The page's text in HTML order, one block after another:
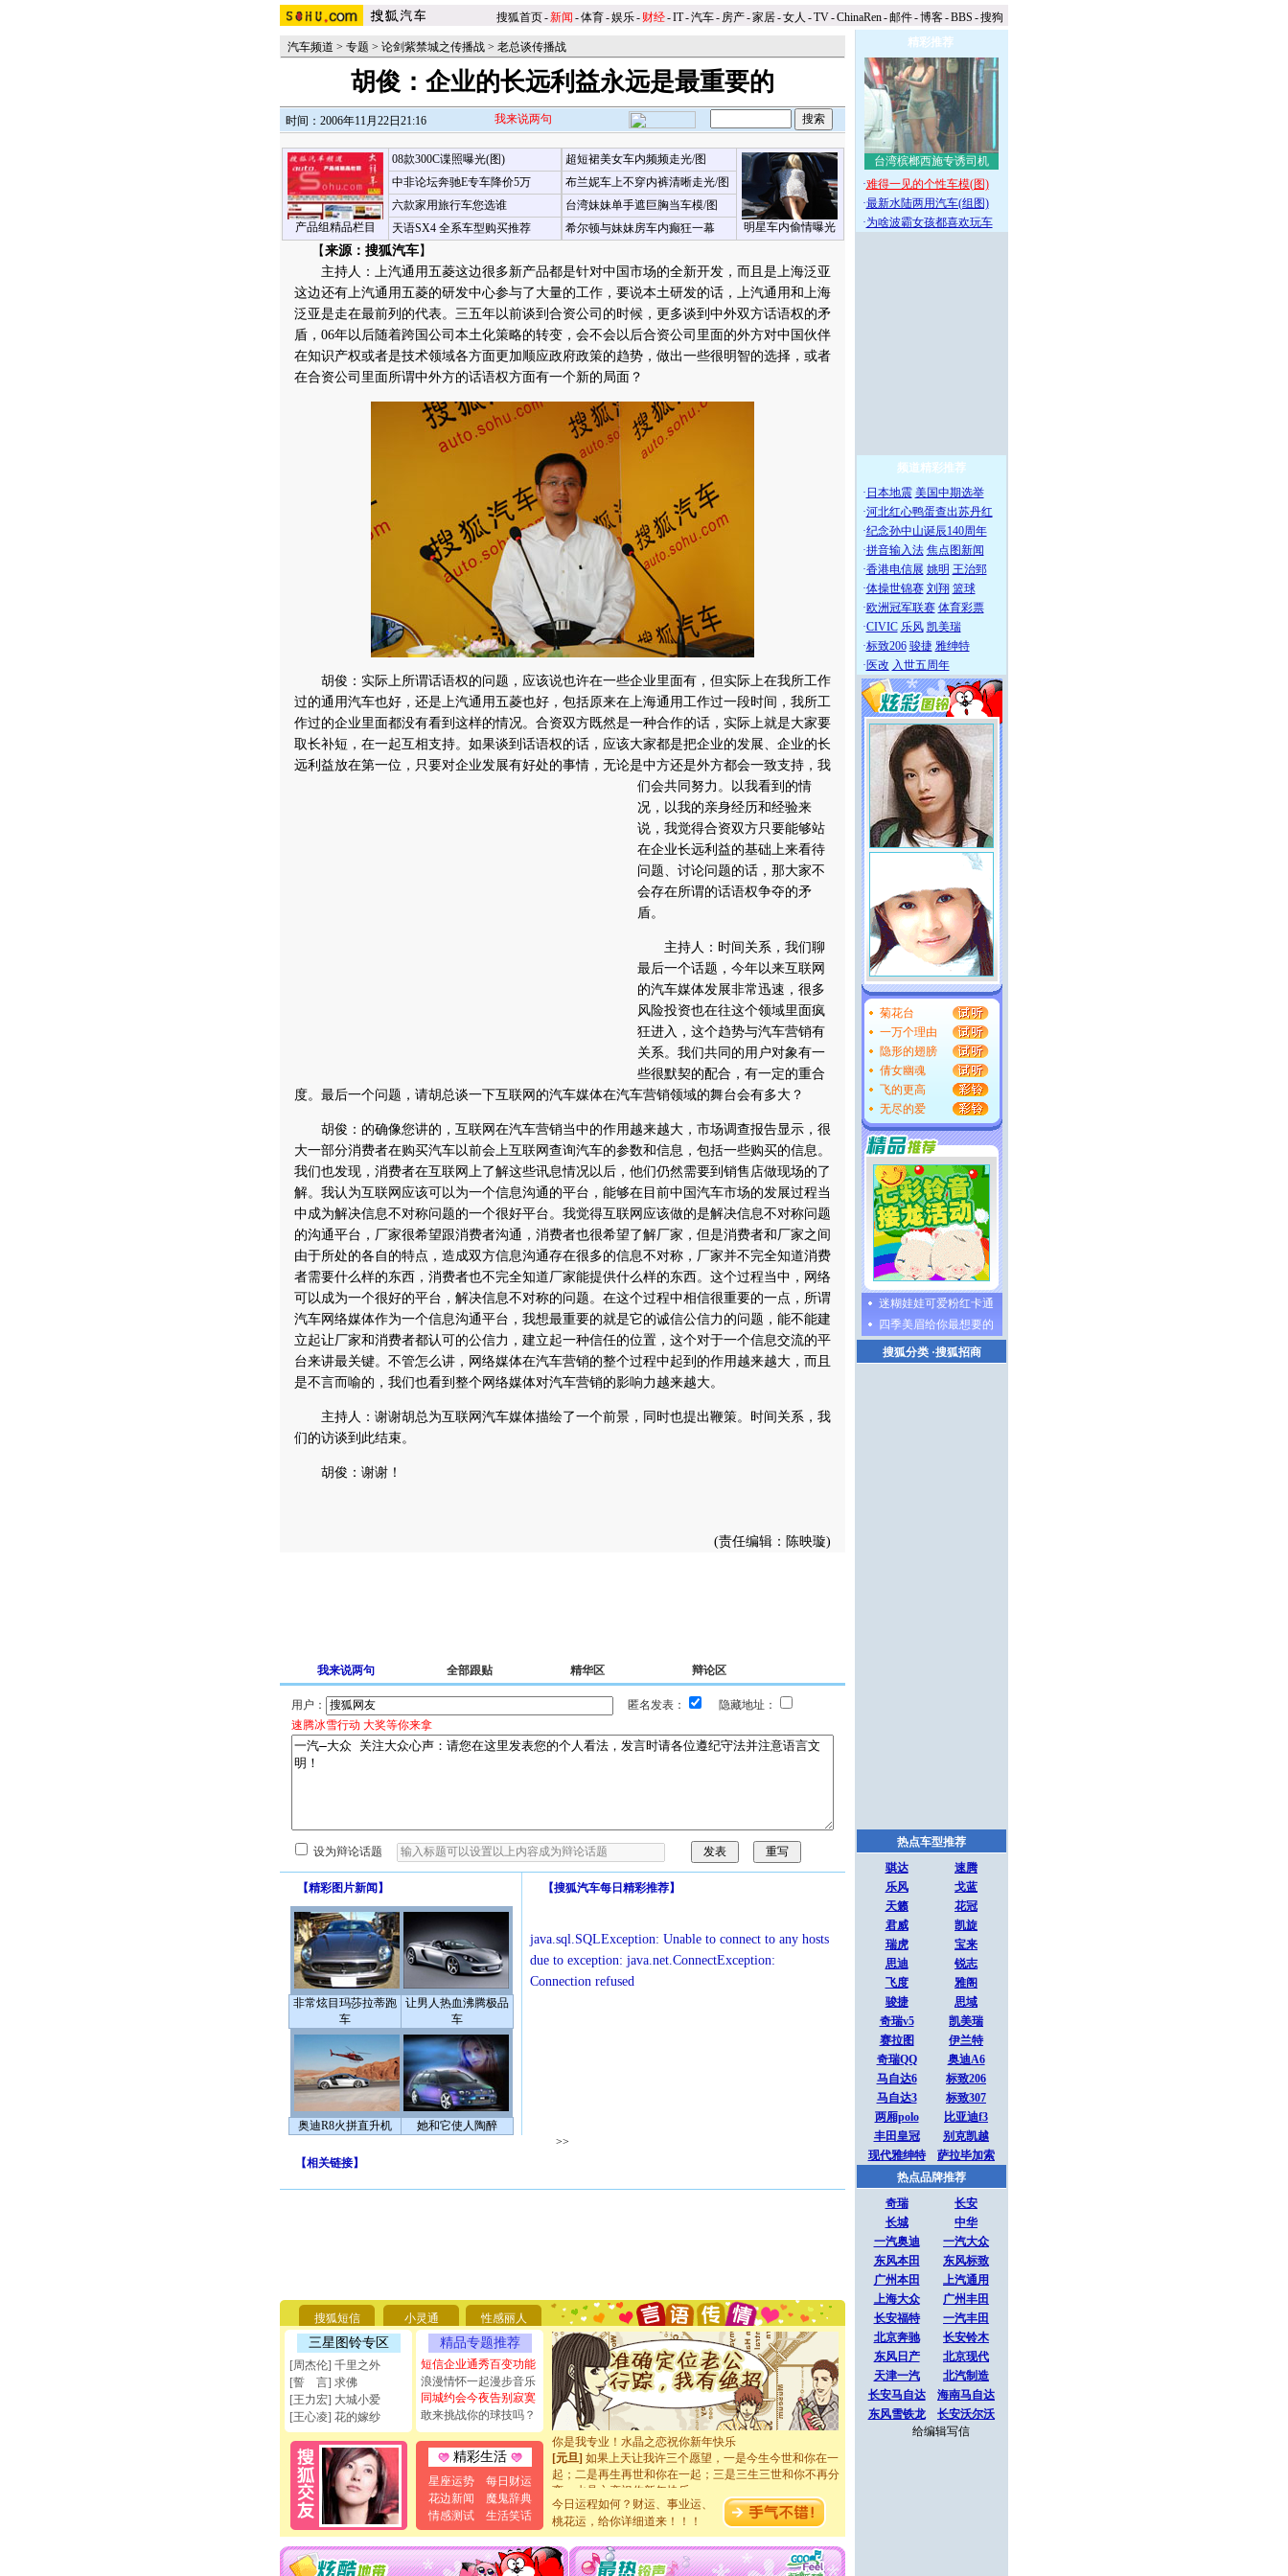
搜狐首页-新闻 -体育-娱乐- 财经-IT-汽车- 房产-家居-女人 -TV-ChinaRen-邮件-博客-BBS -搜狗
汽车频道 > 专题 > 论剑紫禁城之传播战 > 老总谈传播战
胡俊：企业的长远利益永远是最重要的
时间：2006年11月22日21:16 我来说两句
产品组精品栏目
08款300C谍照曝光(图)
中非论坛奔驰E专车降价5万
六款家用旅行车您选谁
天语SX4 全系车型购买推荐
超短裙美女车内频频走光/图
明星车内偷情曝光
布兰妮车上不穿内裤清晰走光/图
台湾妹妹单手遮巨胸当车模/图
希尔顿与妹妹房车内癫狂一幕
【来源：搜狐汽车】
主持人：上汽通用五菱这边很多新产品都是针对中国市场的全新开发，而且是上海泛亚
这边还有上汽通用五菱的研发中心参与了大量的工作，要说本土研发的话，上汽通用和上海
泛亚是走在最前列的代表。三五年以前谈到合资公司的时候，更多谈到中外双方话语权的矛
盾，06年以后随着跨国公司本土化策略的转变，会不会以后合资公司里面的外方对中国伙伴
在知识产权或者是技术领域各方面更加顺应政府政策的趋势，做出一些很明智的选择，或者
在合资公司里面所谓中外方的话语权方面有一个新的局面？
胡俊：实际上所谓话语权的问题，应该说也许在一些企业里面有，但实际上在我所工作
过的通用汽车也好，还是上汽通用五菱也好，包括原来在上海通用工作过一段时间，我所工
作过的企业里面都没有看到这样的情况。合资双方既然是一种合作的话，实际上就是大家要
取长补短，在一起互相支持。如果谈到话语权的话，应该大家都是把企业的发展、企业的长
远利益放在第一位，只要对企业发展有好处的事情，无论是中方还是外方都会一致支持，我
们会共同努力。 以我看到的情
况，以我的亲身经历和经验来
说，我觉得合资双方只要能够站
在企业长远利益的基础上来看待
问题、讨论问题的话，那大家不
会存在所谓的话语权争夺的矛
盾。
主持人：时间关系，我们聊
最后一个话题，今年以来互联网
的汽车媒体发展非常迅速，很多
风险投资也在往这个领域里面疯
狂进入，这个趋势与汽车营销有
关系。我们共同的用户对象有一
些很默契的配合，有一定的重合
度。最后一个问题，请胡总谈一下互联网的汽车媒体在汽车营销领域的舞台会有多大？
胡俊：的确像您讲的，互联网在汽车营销当中的作用越来越大，市场调查报告显示，很
大一部分消费者在购买汽车以前会上互联网查询汽车的参数和信息，包括一些购买的信息。
我们也发现，消费者在互联网上了解这些讯息情况以后，他们仍然需要到销售店做现场的了
解。我认为互联网应该可以为一个信息沟通的平台，能够在目前中国汽车市场的发展过程当
中成为解决信息不对称问题的一个很好平台。我觉得互联网应该做的是解决信息不对称问题
的沟通平台，厂家很希望跟消费者沟通，消费者也很希望了解厂家，但是消费者和厂家之间
由于所处的各自的特点，造成双方信息沟通存在很多的信息不对称，厂家并不完全知道消费
者需要什么样的东西，消费者也不完全知道厂家能提供什么样的东西。这个过程当中，网络
可以成为一个很好的平台，解决信息不对称的问题。在这个过程中相信很重要的一点，所谓
汽车网络媒体作为一个信息沟通平台，我想最重要的就是它的诚信公信力的问题，能不能建
立起让厂家和消费者都认可的公信力，建立起一种信任的位置，这个对于一个信息交流的平
台来讲最关键。不管怎么讲，网络媒体在汽车营销的整个过程中起到的作用越来越大，而且
是不言而喻的，我们也看到整个网络媒体对汽车营销的影响力越来越大。
主持人：谢谢胡总为互联网汽车媒体描绘了一个前景，同时也提出鞭策。时间关系，我
们的访谈到此结束。
胡俊：谢谢！
(责任编辑：陈映璇)
我来说两句 全部跟贴 精华区 辩论区
用户： 匿名发表：
隐藏地址：
速腾冰雪行动 大奖等你来拿
设为辩论话题
【精彩图片新闻 】
非常炫目玛莎拉蒂跑
车
让男人热血沸腾极品
车
奥迪R8火拼直升机 她和它使人陶醉
【搜狐汽车每日精彩推荐】
java.sql.SQLException: Unable to connect to any hosts
due to exception: java.net.ConnectException:
Connection refused
>>
【相关链接】
搜狐短信 小灵通 性感丽人
三星图铃专区
[周杰伦] 千里之外
[誓 言] 求佛
[王力宏] 大城小爱
[王心凌] 花的嫁纱
精品专题推荐
短信企业通秀百变功能
浪漫情怀一起漫步音乐
同城约会今夜告别寂寞
敢来挑战你的球技吗？
精彩生活
星座运势
每日财运
花边新闻
魔鬼辞典
情感测试
生活笑话
要平安！千万要知足！千万不要忘记我！
[圣诞节]不只这样的日子才会想起你,而是这样的日子才
能正大光明地骚扰你,告诉你,圣诞要快乐!新年要快乐!天
天都要快乐噢!
[圣诞节]奉上一颗祝福的心,在这个特别的日子里,愿幸福,
如意,快乐,鲜花,一切美好的祝愿与你同在.圣诞快乐!
[元旦]看到你我会触电；看不到你我要充电；没有你我会
断电。爱你是我职业，想你是我事业，抱你是我特长，吻
你是我专业！水晶之恋祝你新年快乐
[元旦]如果上天让我许三个愿望，一是今生今世和你在一
起；二是再生再世和你在一起；三是三生三世和你不再分
离。水晶之恋祝你新年快乐
[元旦]当我狠下心扭头离去那一刻，你在我身后无助地哭
泣，这痛楚让我明白我多么爱你。我转身抱住你：这猪不
卖了。水晶之恋祝你新年快乐。
[春节]风柔雨润好月圆，半岛铁盒伴身边，每日尽显开心
颜！冬去春来似水如烟，劳碌人生需尽欢！听一曲轻歌，
今日运程如何？财运、事业运、
桃花运，给你详细道来！！！
精彩推荐
台湾槟榔西施专诱司机
·难得一见的个性车模(图)
·最新水陆两用汽车(组图)
·为啥波霸女孩都喜欢玩车
频道精彩推荐
· 日本地震 美国中期选举
·河北红心鸭蛋查出苏丹红
·纪念孙中山诞辰140周年
·拼音输入法 焦点图新闻
·香港电信展 姚明 王治郅
·体操世锦赛 刘翔 篮球
·欧洲冠军联赛 体育彩票
·CIVIC 乐风 凯美瑞
·标致206 骏捷 雅绅特
· 医改 入世五周年
菊花台
一万个理由
隐形的翅膀
倩女幽魂
飞的更高
无尽的爱
迷糊娃娃可爱粉红卡通
四季美眉给你最想要的
搜狐分类·搜狐招商
热点车型推荐
骐达
速腾
乐风
戈蓝
天籁
花冠
君威
凯旋
瑞虎
宝来
思迪
锐志
飞度
雅阁
骏捷
思域
奇瑞v5
凯美瑞
赛拉图
伊兰特
奇瑞QQ
奥迪A6
马自达6
标致206
马自达3
标致307
两厢polo
比亚迪f3
丰田皇冠
别克凯越
现代雅绅特
萨拉毕加索
热点品牌推荐
奇瑞
长安
长城
中华
一汽奥迪
一汽大众
东风本田
东风标致
广州本田
上汽通用
上海大众
广州丰田
长安福特
一汽丰田
北京奔驰
长安铃木
东风日产
北京现代
天津一汽
北汽制造
长安马自达
海南马自达
东风雪铁龙
长安沃尔沃
给编辑写信